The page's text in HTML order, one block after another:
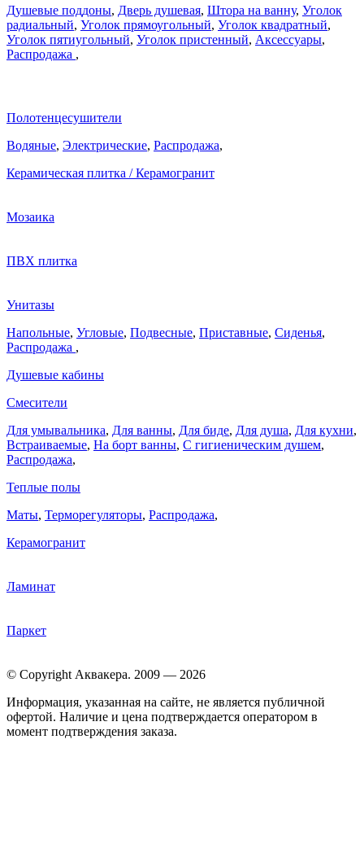
Душевые поддоны, Дверь душевая, Штора на ванну, Уголок
радиальный, Уголок прямоугольный, Уголок квадратный,
Уголок пятиугольный, Уголок пристенный, Аксессуары,
Распродажа ,
Полотенцесушители
Водяные, Электрические, Распродажа,
Керамическая плитка / Керамогранит
Мозаика
ПВХ плитка
Унитазы
Напольные, Угловые, Подвесные, Приставные, Сиденья,
Распродажа ,
Душевые кабины
Смесители
Для умывальника, Для ванны, Для биде, Для душа, Для кухни,
Встраиваемые, На борт ванны, C гигиеническим душем,
Распродажа,
Теплые полы
Маты, Терморегуляторы, Распродажа,
Керамогранит
Ламинат
Паркет
© Copyright Аквакера. 2009 — 2026
Информация, указанная на сайте, не является публичной
офертой. Наличие и цена подтверждается оператором в
момент подтверждения заказа.